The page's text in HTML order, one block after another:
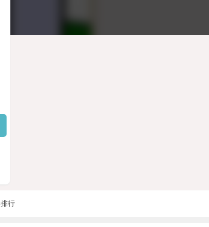
排行